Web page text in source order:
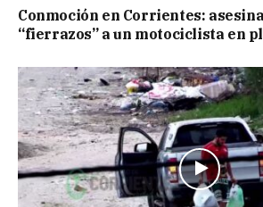
Conmoción en Corrientes:
“fierrazos” a un motociclista en